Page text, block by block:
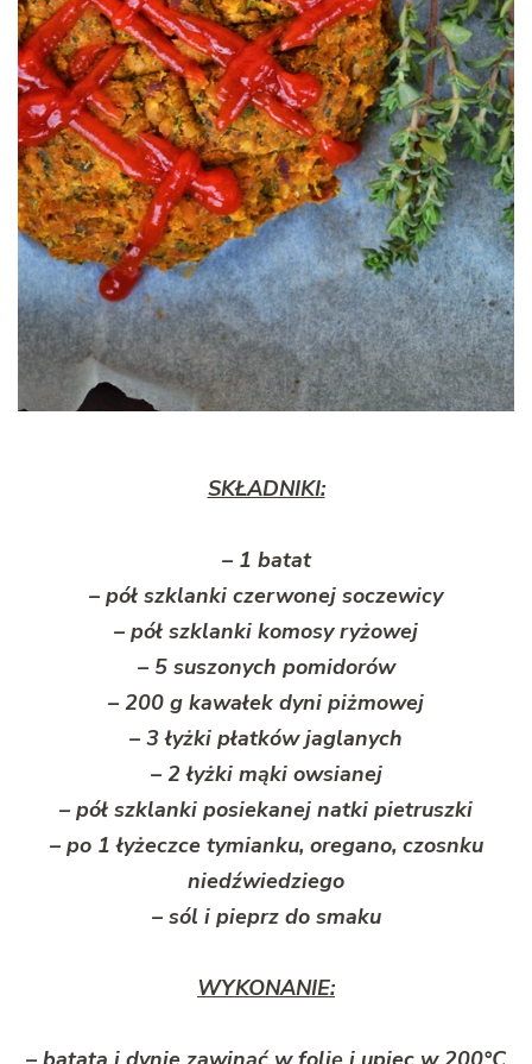
SKŁADNIKI:
– 1 batat
– pół szklanki czerwonej soczewicy
– pół szklanki komosy ryżowej
– 5 suszonych pomidorów
– 200 g kawałek dyni piżmowej
– 3 łyżki płatków jaglanych
– 2 łyżki mąki owsianej
– pół szklanki posiekanej natki pietruszki
– po 1 łyżeczce tymianku, oregano, czosnku
niedźwiedziego
– sól i pieprz do smaku
WYKONANIE: